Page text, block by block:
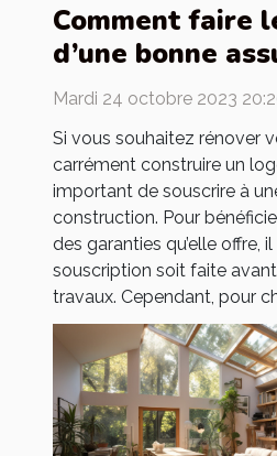
Comment faire
d’une bonne
construction ?
Mardi 24 octobre 2023
Si vous souhaitez rénover
carrément construire un
important de souscrire à
construction. Pour
des garanties qu’elle offre,
souscription soit faite
travaux. Cependant, pour